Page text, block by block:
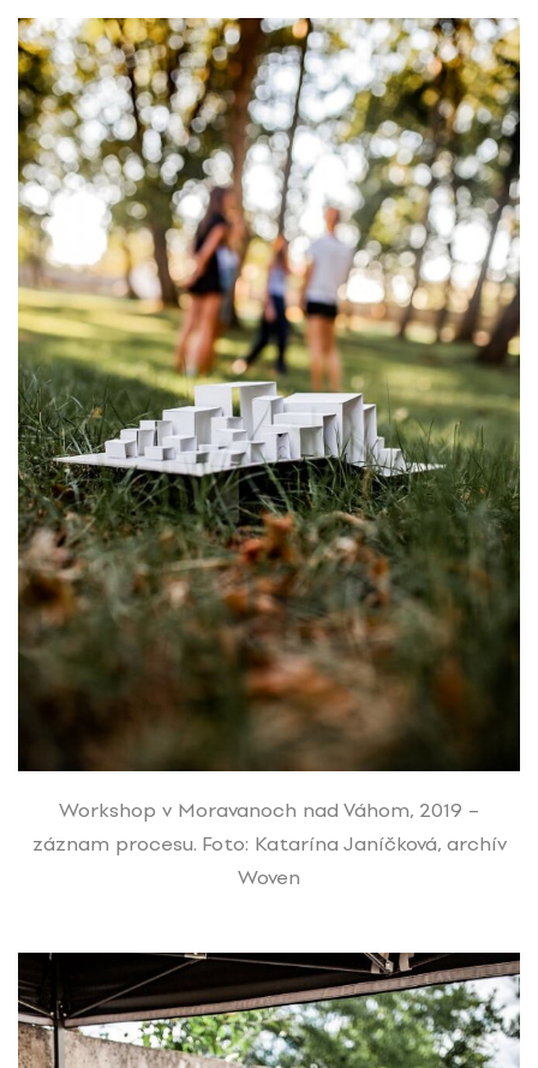
Workshop v Moravanoch nad Váhom, 2019 –
záznam procesu. Foto: Katarína Janíčková, archív
Woven